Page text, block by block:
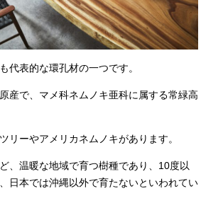
も代表的な環孔材の一つです。
産で、マメ科ネムノキ亜科に属する常緑高
リーやアメリカネムノキがあります。
、温暖な地域で育つ樹種であり、10度以
日本では沖縄以外で育たないといわれてい